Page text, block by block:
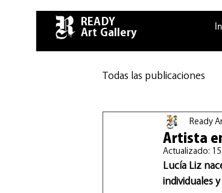
READY
Art Gallery
Todas las publicaciones
Artista
Ready
Actualizado:
Lucía Liz
individuales